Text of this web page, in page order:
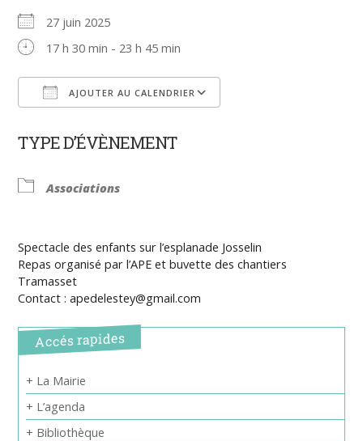
27 juin 2025
17 h 30 min - 23 h 45 min
AJOUTER AU CALENDRIER
TYPE D’ÉVÈNEMENT
Associations
Spectacle des enfants sur l’esplanade Josselin
Repas organisé par l’APE et buvette des chantiers
Tramasset
Contact : apedelestey@gmail.com
Accés rapides
+ La Mairie
+ L’agenda
+ Bibliothèque